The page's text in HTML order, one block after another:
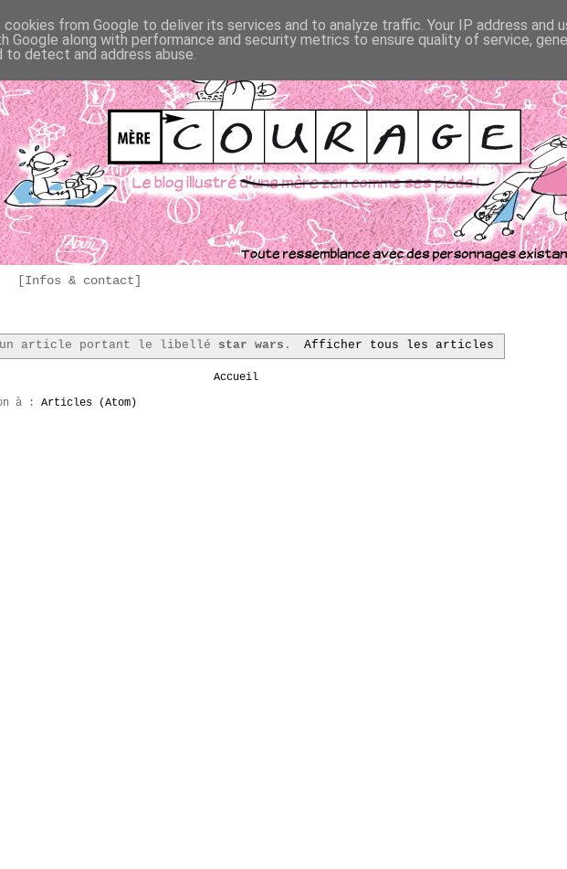
[Infos & contact]
article portant le libellé star wars . Afficher tous les articles
Accueil
à : Articles (Atom)
cookies from Google to deliver its services and to analyze traffic. Your IP address and
Google along with performance and security metrics to ensure quality of service,
to detect and address abuse.